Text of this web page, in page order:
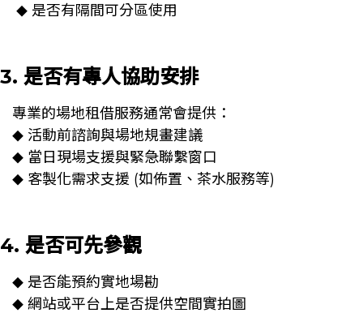
◆ 是否有隔間可分區使用
3. 是否有專人協助安排
專業的場地租借服務通常會提供：
◆ 活動前諮詢與場地規畫建議
◆ 當日現場支援與緊急聯繫窗口
◆ 客製化需求支援 (如佈置、茶水服務等)
4. 是否可先參觀
◆ 是否能預約實地場勘
◆ 網站或平台上是否提供空間實拍圖